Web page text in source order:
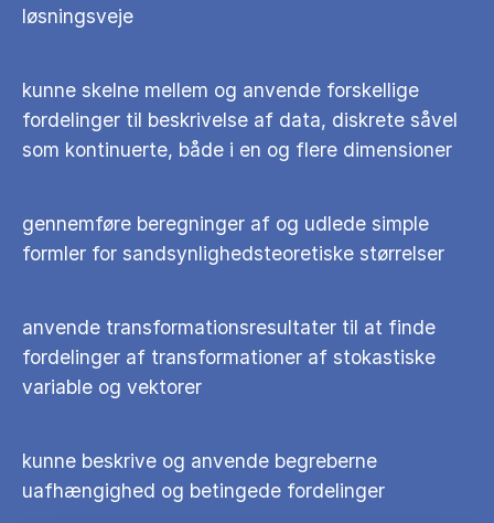
løsningsveje
kunne skelne mellem og anvende forskellige
fordelinger til beskrivelse af data, diskrete såvel
som kontinuerte, både i en og flere dimensioner
gennemføre beregninger af og udlede simple
formler for sandsynlighedsteoretiske størrelser
anvende transformationsresultater til at finde
fordelinger af transformationer af stokastiske
variable og vektorer
kunne beskrive og anvende begreberne
uafhængighed og betingede fordelinger